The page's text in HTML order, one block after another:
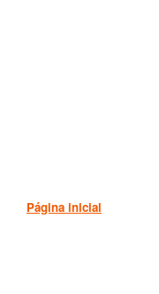
Página inicial